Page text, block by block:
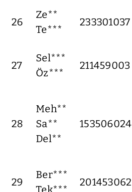
26
Ze**
Te***
233301037
27
Sel***
Öz***
211459003
28
Meh**
Sa**
Del**
153506024
29
Ber***
Tek***
201453062